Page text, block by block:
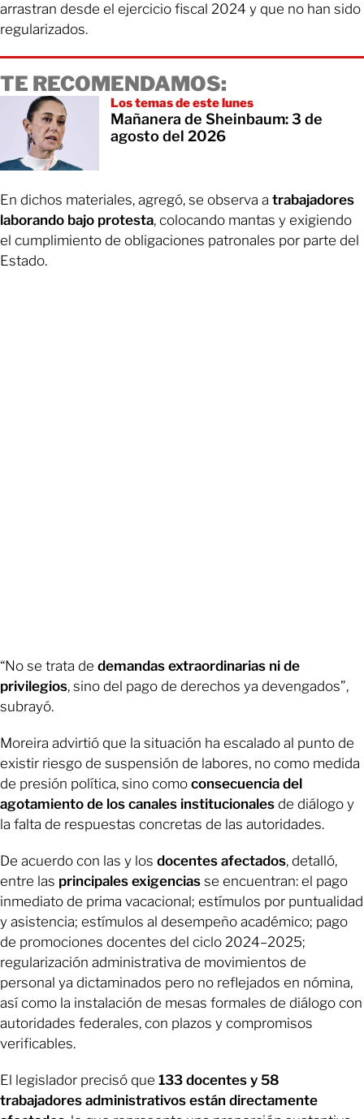
arrastran desde el ejercicio fiscal 2024 y que no han sido
regularizados.
TE RECOMENDAMOS:
Los temas de este lunes
Mañanera de Sheinbaum: 3 de
agosto del 2026
En dichos materiales, agregó, se observa a trabajadores
laborando bajo protesta, colocando mantas y exigiendo
el cumplimiento de obligaciones patronales por parte del
Estado.
“No se trata de demandas extraordinarias ni de
privilegios, sino del pago de derechos ya devengados”,
subrayó.
Moreira advirtió que la situación ha escalado al punto de
existir riesgo de suspensión de labores, no como medida
de presión política, sino como consecuencia del
agotamiento de los canales institucionales de diálogo y
la falta de respuestas concretas de las autoridades.
De acuerdo con las y los docentes afectados, detalló,
entre las principales exigencias se encuentran: el pago
inmediato de prima vacacional; estímulos por puntualidad
y asistencia; estímulos al desempeño académico; pago
de promociones docentes del ciclo 2024–2025;
regularización administrativa de movimientos de
personal ya dictaminados pero no reflejados en nómina,
así como la instalación de mesas formales de diálogo con
autoridades federales, con plazos y compromisos
verificables.
El legislador precisó que 133 docentes y 58
trabajadores administrativos están directamente